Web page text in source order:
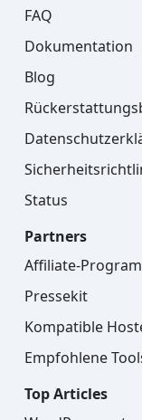
FAQ
Dokumentation
Blog
Status
Partners
Affiliate-
Pressekit
Kompatible
Empfohlene
Top Articles